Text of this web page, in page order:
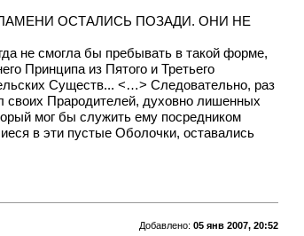
ОСТАЛИСЬ ПОЗАДИ. ОНИ НЕ
не смогла бы пребывать в такой форме,
Принципа из Пятого и Третьего
Существ... <…> Следовательно, раз
своих Прародителей, духовно лишенных
мог бы служить ему посредником
в эти пустые Оболочки, оставались
Добавлено: 05 янв 2007, 20:52